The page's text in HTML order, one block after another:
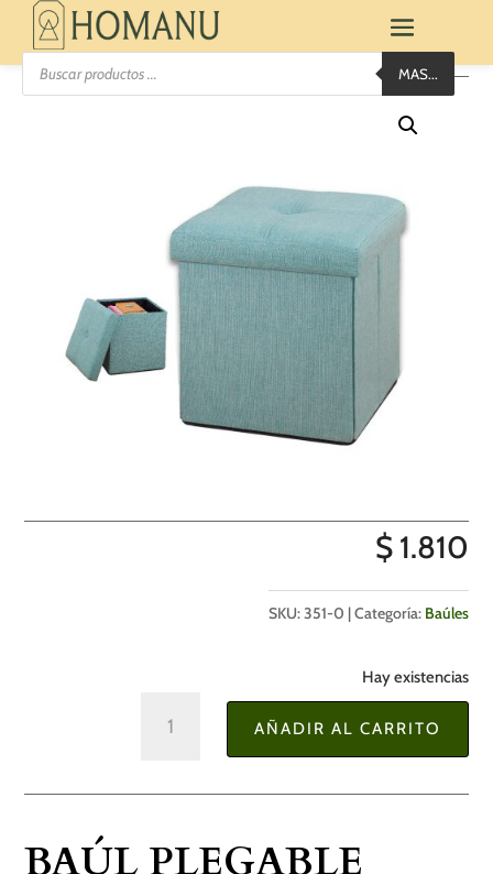
Búsqueda
productos
MAS...
$1.810
SKU:351-0 Categoría: Baúles
Hay existencias
Plegable
cantidad
AÑADIR AL CARRITO
BAÚL PLEGABLE